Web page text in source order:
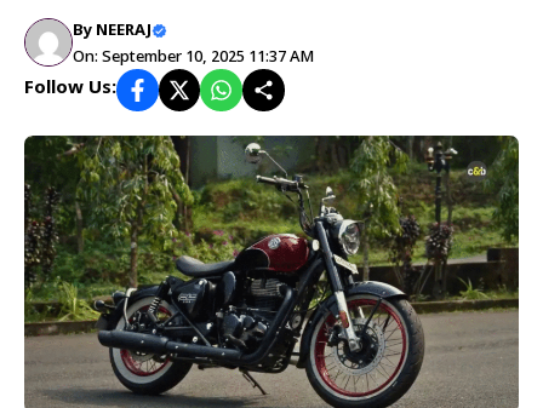
By NEERAJ
On: September 10, 2025 11:37 AM
Follow Us: